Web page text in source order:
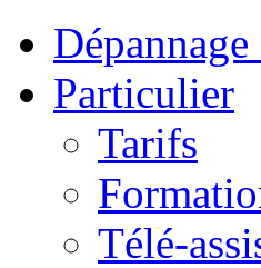
Particulier
Tarifs
Télé-